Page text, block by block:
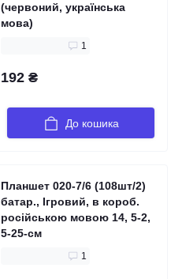
(червоний, українська
мова)
1
192 ₴
До кошика
Планшет 020-7/6 (108шт/2)
батар., Ігровий, в короб.
російською мовою 14, 5-2,
5-25-см
1